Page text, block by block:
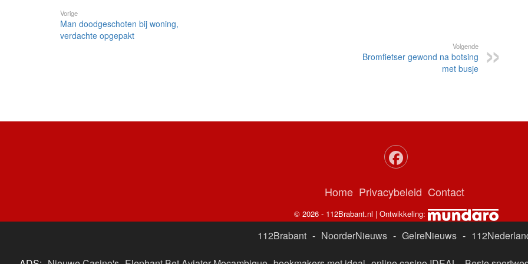
Vorige
Man doodgeschoten bij woning,
verdachte opgepakt
Volgende
Bromfietser gewond na botsing
met busje
Home Privacybeleid Contact
© 2026 - 112Brabant.nl | Ontwikkeling:
112Brabant - NoorderNieuws - GelreNieuws -